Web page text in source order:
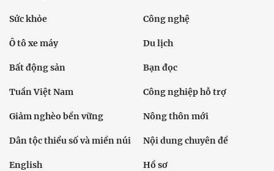
Sức khỏe Công nghệ
Ô tô xe máy Du lịch
Bất động sản Bạn đọc
Tuần Việt Nam Công nghiệp hỗ trợ
Giảm nghèo bền vững Nông thôn mới
Dân tộc thiểu số và miền núi Nội dung chuyên đề
English Hồ sơ